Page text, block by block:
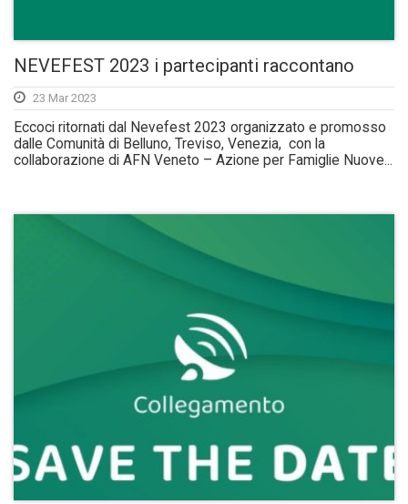
NEVEFEST 2023 i partecipanti raccontano
23 Mar 2023
Eccoci ritornati dal Nevefest 2023 organizzato e promosso
dalle Comunità di Belluno, Treviso, Venezia, con la
collaborazione di AFN Veneto – Azione per Famiglie Nuove...